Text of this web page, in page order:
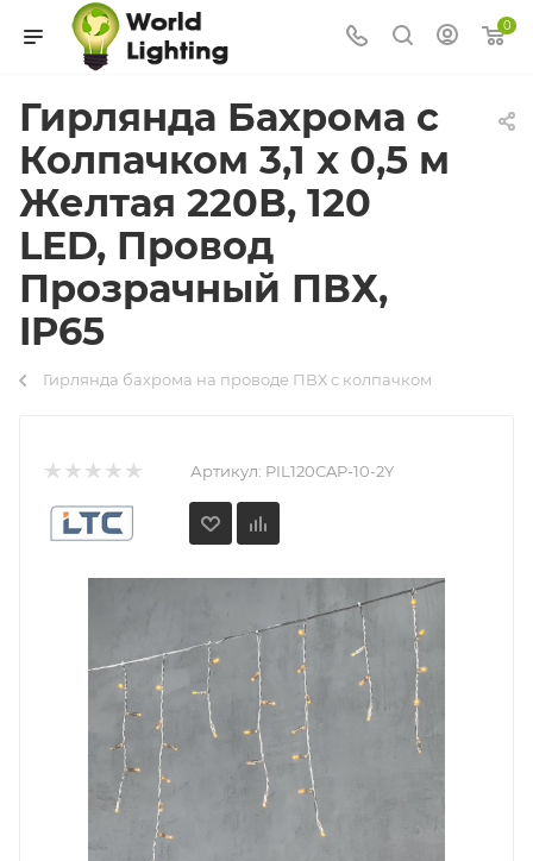
0
Гирлянда Бахрома с
Колпачком 3,1 x 0,5 м
Желтая 220В, 120
LED, Провод
Прозрачный ПВХ,
IP65
Гирлянда бахрома на проводе ПВХ с колпачком
Артикул: PIL120CAP-10-2Y